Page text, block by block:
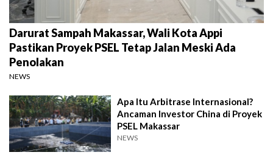
Darurat Sampah Makassar, Wali Kota Appi
Pastikan Proyek PSEL Tetap Jalan Meski Ada
Penolakan
NEWS
Apa Itu Arbitrase Internasional?
Ancaman Investor China di Proyek
PSEL Makassar
NEWS